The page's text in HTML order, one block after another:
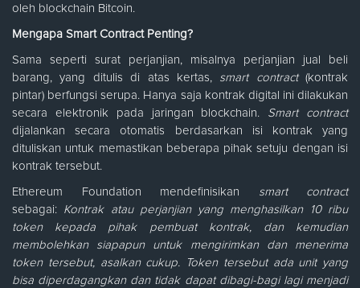
oleh blockchain Bitcoin.
Mengapa Smart Contract Penting?
Sama seperti surat perjanjian, misalnya perjanjian jual beli
barang, yang ditulis di atas kertas, smart contract(kontrak
pintar) berfungsi serupa. Hanya saja kontrak digital ini dilakukan
secara elektronik pada jaringan blockchain. Smart contract
dijalankan secara otomatis berdasarkan isi kontrak yang
dituliskan untuk memastikan beberapa pihak setuju dengan isi
kontrak tersebut.
Ethereum Foundation mendefinisikan smart contract
sebagai: Kontrak atau perjanjian yang menghasilkan 10 ribu
token kepada pihak pembuat kontrak, dan kemudian
membolehkan siapapun untuk mengirimkan dan menerima
token tersebut, asalkan cukup. Token tersebut ada unit yang
bisa diperdagangkan dan tidak dapat dibagi-bagi lagi menjadi